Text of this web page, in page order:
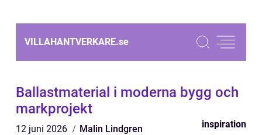
VILLAHANTVERKARE.se
Ballastmaterial i moderna bygg och
markprojekt
12 juni 2026 Malin Lindgren inspiration